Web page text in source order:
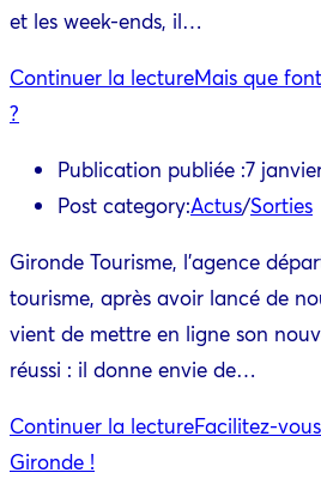
et les week-ends, il…
Continuer la lectureMais que
?
Publication publiée :7
Post category:Actus/Sorties
Gironde Tourisme, l'agence
tourisme, après avoir lancé de
vient de mettre en ligne son
réussi : il donne envie de…
Continuer la lectureFacilitez-
Gironde !